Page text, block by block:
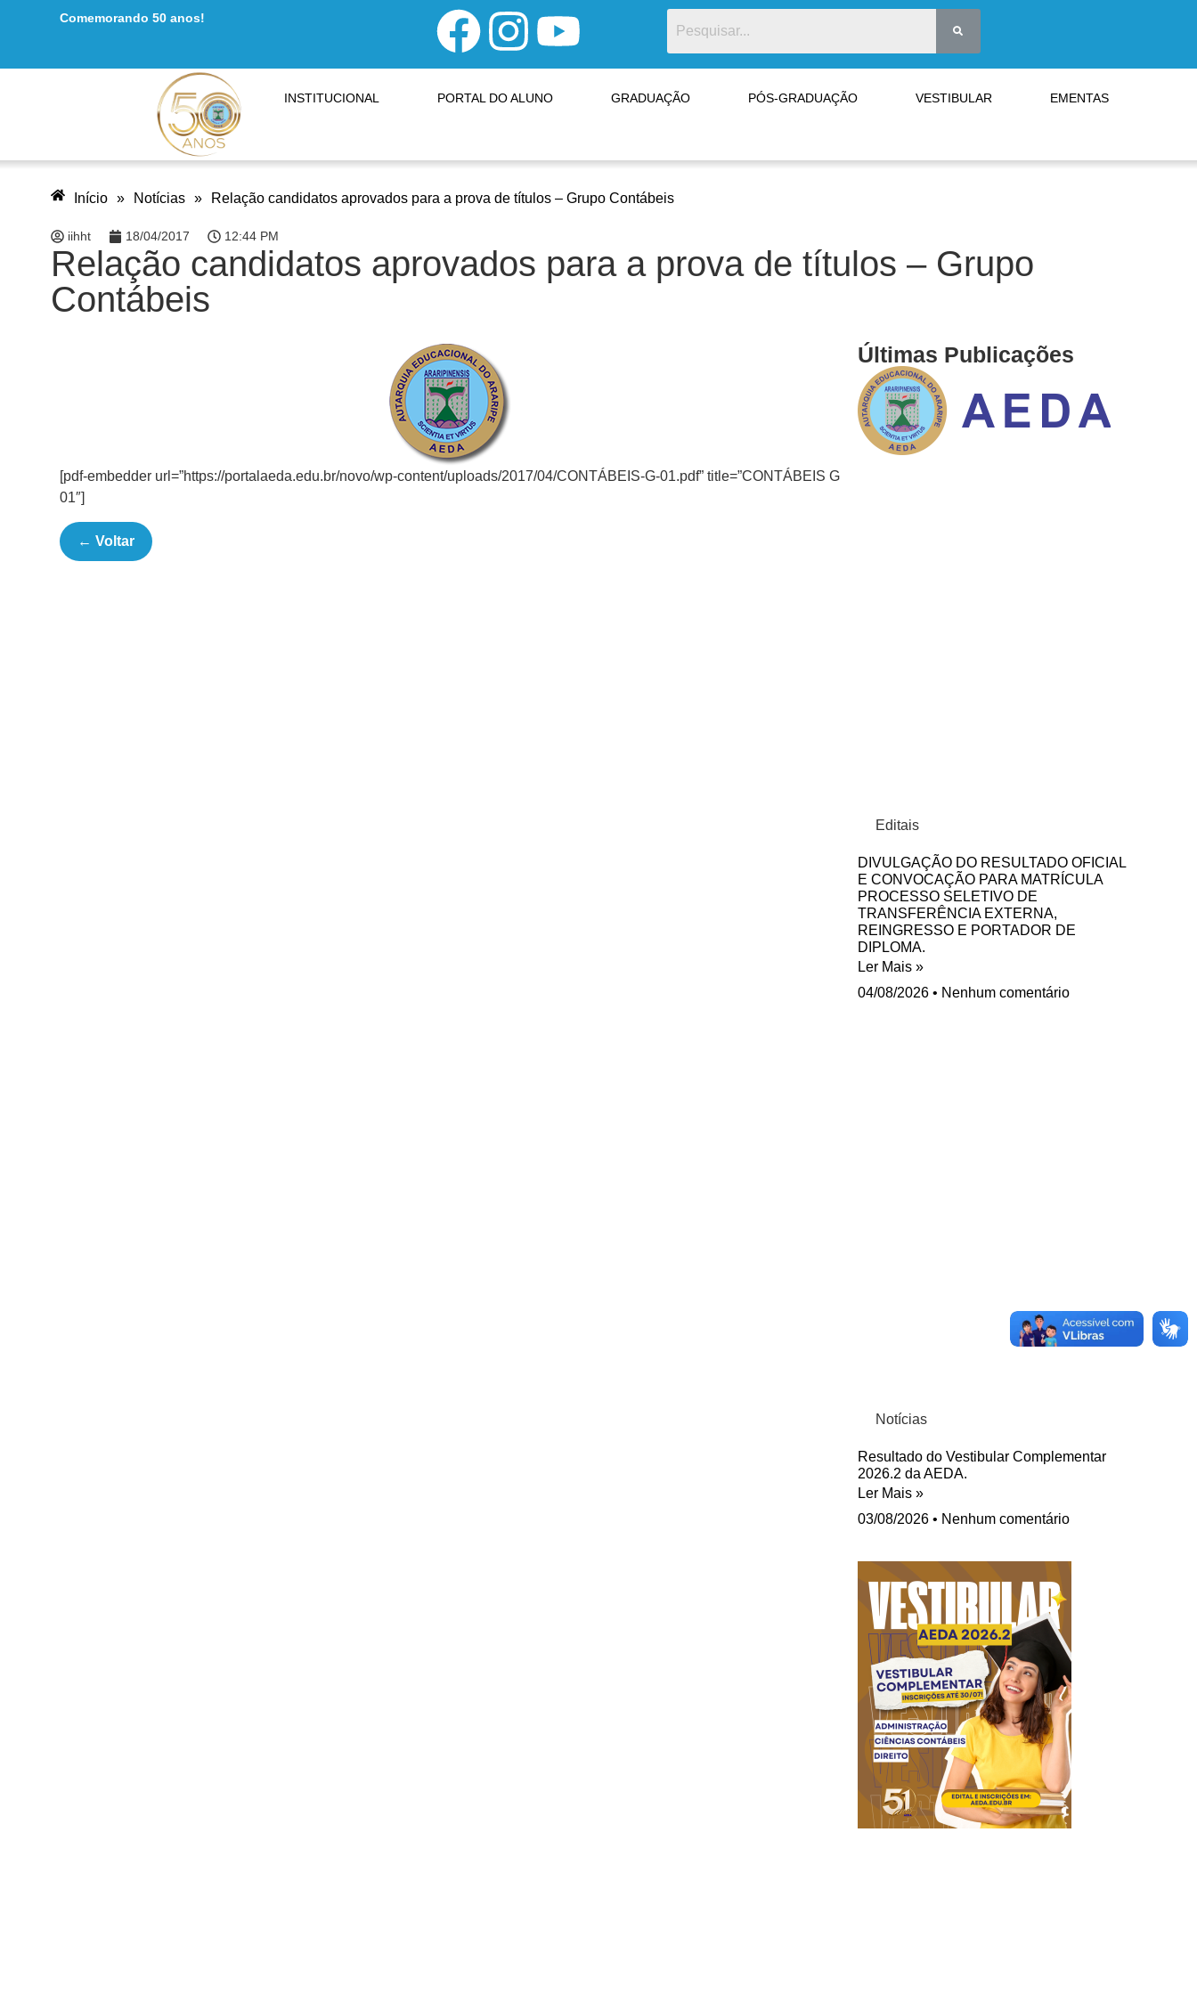
Comemorando 50 anos!
INSTITUCIONAL PORTAL DO ALUNO GRADUAÇÃO PÓS-GRADUAÇÃO VESTIBULAR EMENTAS
Início » Notícias » Relação candidatos aprovados para a prova de títulos – Grupo Contábeis
iihht 18/04/2017 12:44 PM
Relação candidatos aprovados para a prova de títulos – Grupo
Contábeis
[pdf-embedder url=”https://portalaeda.edu.br/novo/wp-content/uploads/2017/04/CONTÁBEIS-G-01.pdf” title=”CONTÁBEIS G
01″]
← Voltar
Últimas Publicações
Editais
DIVULGAÇÃO DO RESULTADO OFICIAL
E CONVOCAÇÃO PARA MATRÍCULA
PROCESSO SELETIVO DE
TRANSFERÊNCIA EXTERNA,
REINGRESSO E PORTADOR DE
DIPLOMA.
Ler Mais »
04/08/2026
Nenhum comentário
Notícias
Resultado do Vestibular Complementar
2026.2 da AEDA.
Ler Mais »
03/08/2026
Nenhum comentário